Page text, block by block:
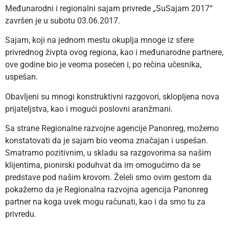
Međunarodni i regionalni sajam privrede „SuSajam 2017“
završen je u subotu 03.06.2017.
Sajam, koji na jednom mestu okuplja mnoge iz sfere
privrednog živpta ovog regiona, kao i međunarodne partnere,
ove godine bio je veoma posećen i, po rečina učesnika,
uspešan.
Obavljeni su mnogi konstruktivni razgovori, sklopljena nova
prijateljstva, kao i mogući poslovni aranžmani.
Sa strane Regionalne razvojne agencije Panonreg, možemo
konstatovati da je sajam bio veoma značajan i uspešan.
Smatramo pozitivnim, u skladu sa razgovorima sa našim
klijentima, pionirski poduhvat da im omogućimo da se
predstave pod našim krovom. Želeli smo ovim gestom da
pokažemo da je Regionalna razvojna agencija Panonreg
partner na koga uvek mogu računati, kao i da smo tu za
privredu.